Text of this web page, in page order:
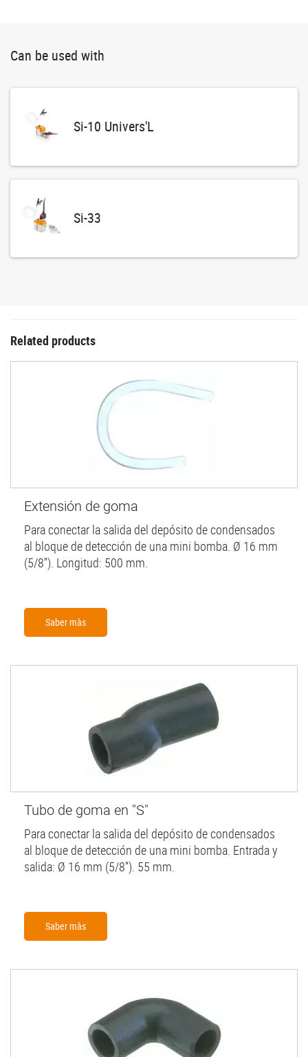
Can be used with
Si-10 Univers'L
Si-33
Related products
Extensión de goma
Para conectar la salida del depósito de condensados
al bloque de detección de una mini bomba. Ø 16 mm
(5/8''). Longitud: 500 mm.
Saber màs
Tubo de goma en "S"
Para conectar la salida del depósito de condensados
al bloque de detección de una mini bomba. Entrada y
salida: Ø 16 mm (5/8''). 55 mm.
Saber màs